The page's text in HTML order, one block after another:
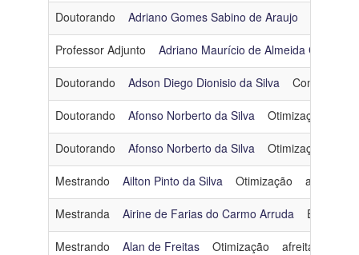
Doutorando Adriano Gomes Sabino de Araujo
Professor Adjunto Adriano Maurício de Almeida Côrtes
Doutorando Adson Diego Dionisio da Silva
Doutorando Afonso Norberto da Silva Otimização
Doutorando Afonso Norberto da Silva Otimização
Mestrando Ailton Pinto da Silva Otimização
Mestranda Airine de Farias do Carmo Arruda
Mestrando Alan de Freitas Otimização